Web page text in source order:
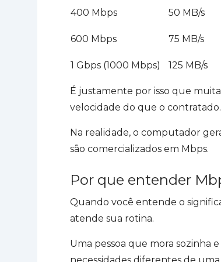
400 Mbps 50 MB/s
600 Mbps 75 MB/s
1 Gbps (1000 Mbps) 125 MB/s
É justamente por isso que
velocidade do que o contratado.
Na realidade, o computador
são comercializados em Mbps.
Por que entender
Quando você entende o
atende sua rotina.
Uma pessoa que mora sozinha